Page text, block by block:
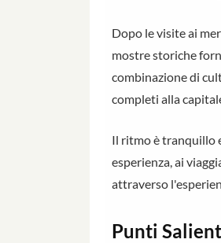
Dopo le visite ai
mostre storiche
combinazione di
completi alla
Il ritmo è tranquillo
esperienza, ai
attraverso
Punti